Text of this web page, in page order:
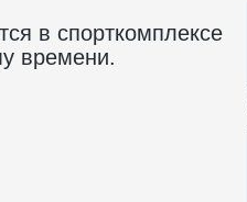
в спорткомплексе
времени.